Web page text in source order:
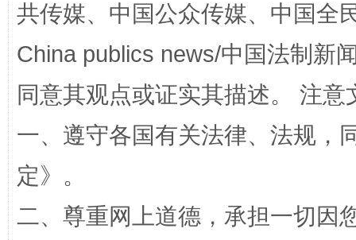
共传媒、中国公众传媒、中国全
China publics news/中国法制新
同意其观点或证实其描述。 注
一、遵守各国有关法律、法规，
定》。
二、尊重网上道德，承担一切因